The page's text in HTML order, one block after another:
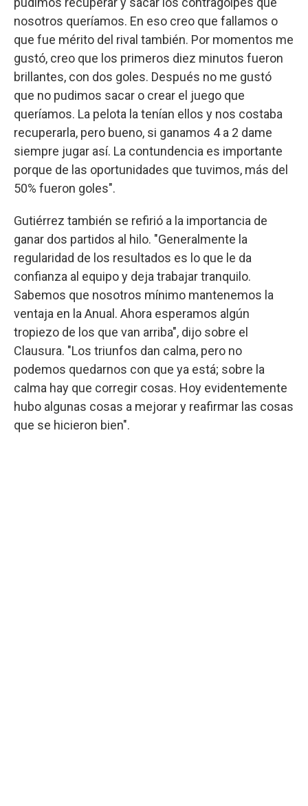
nosotros queríamos. En eso creo que fallamos o
que fue mérito del rival también. Por momentos me
gustó, creo que los primeros diez minutos fueron
brillantes, con dos goles. Después no me gustó
que no pudimos sacar o crear el juego que
queríamos. La pelota la tenían ellos y nos costaba
recuperarla, pero bueno, si ganamos 4 a 2 dame
siempre jugar así. La contundencia es importante
porque de las oportunidades que tuvimos, más del
50% fueron goles".
Gutiérrez también se refirió a la importancia de
ganar dos partidos al hilo. "Generalmente la
regularidad de los resultados es lo que le da
confianza al equipo y deja trabajar tranquilo.
Sabemos que nosotros mínimo mantenemos la
ventaja en la Anual. Ahora esperamos algún
tropiezo de los que van arriba", dijo sobre el
Clausura. "Los triunfos dan calma, pero no
podemos quedarnos con que ya está; sobre la
calma hay que corregir cosas. Hoy evidentemente
hubo algunas cosas a mejorar y reafirmar las cosas
que se hicieron bien".